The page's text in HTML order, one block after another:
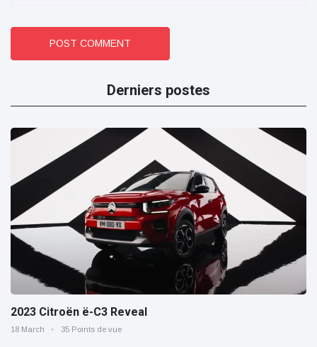
POST COMMENT
Derniers postes
2023 Citroën ë-C3 Reveal
18 March 35 Points de vue